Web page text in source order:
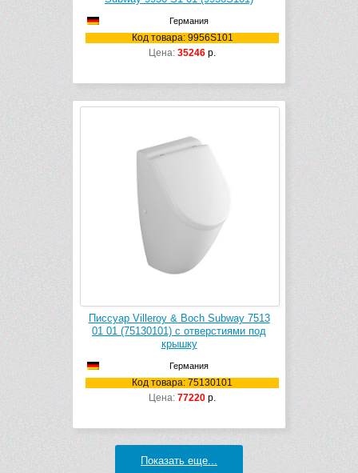
Германия
Код товара: 9956S101
Цена: 35246 р.
Писсуар Villeroy & Boch Subway 7513
01 01 (75130101) с отверстиями под
крышку
Германия
Код товара: 75130101
Цена: 77220 р.
Показать еще...